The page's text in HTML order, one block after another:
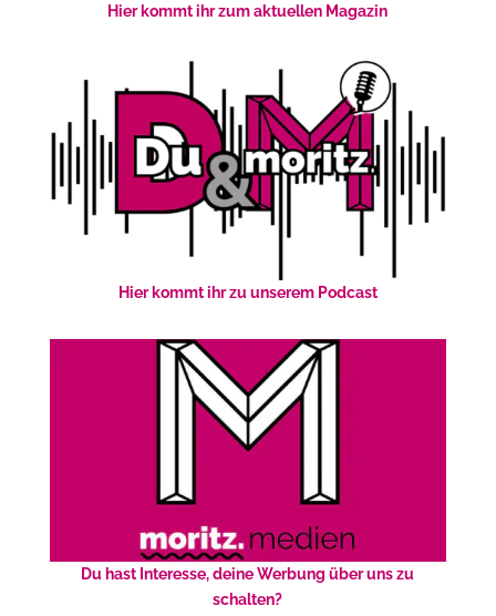
Hier kommt ihr zum aktuellen Magazin
Hier kommt ihr zu unserem Podcast
Du hast Interesse, deine Werbung über uns zu
schalten?